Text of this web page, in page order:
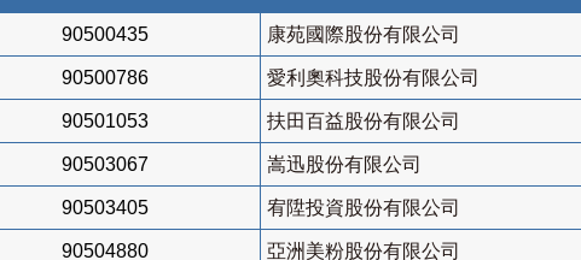
90500435 康苑國際股份有限公司
90500786 愛利奧科技股份有限公司
90501053 扶田百益股份有限公司
90503067 嵩迅股份有限公司
90503405 宥陞投資股份有限公司
90504880 亞洲美粉股份有限公司